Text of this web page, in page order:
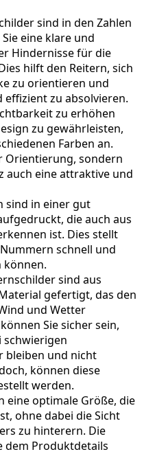
sind in den Zahlen
eine klare und
Hindernisse für die
hilft den Reitern, sich
zu orientieren und
zu absolvieren.
zu erhöhen
zu gewährleisten,
Farben an.
Orientierung, sondern
auch eine attraktive und
sind in einer gut
die auch aus
ist. Dies stellt
schnell und
sind aus
gefertigt, das den
und Wetter
Sie sicher sein,
schwierigen
bleiben und nicht
können diese
werden.
eine optimale Größe, die
ohne dabei die Sicht
zu hinterern. Die
dem Produktdetails